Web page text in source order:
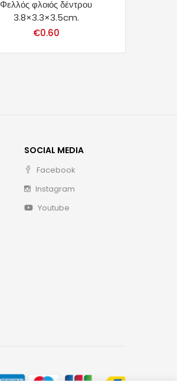
Φελλός φλοιός δέντρου
3.8×3.3×3.5cm.
€0.60
SOCIAL MEDIA
Facebook
Instagram
Youtube